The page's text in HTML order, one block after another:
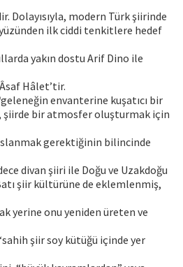
Dolayısıyla, modern Türk şiirinde
ilk ciddi tenkitlere hedef
yakın dostu Arif Dino ile
Hâlet’tir.
envanterine kuşatıcı bir
şiirde bir atmosfer oluşturmak için
gerektiğinin bilincinde
divan şiiri ile Doğu ve Uzakdoğu
şiir kültürüne de eklemlenmiş,
yerine onu yeniden üreten ve
şiir soy kütüğü içinde yer